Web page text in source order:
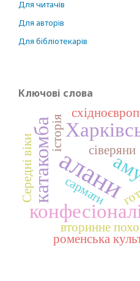
Для читачів
Для авторів
Для бібліотекарів
Ключові слова
алани
катакомба
вторинне
сіверяни
роменська
сармати
Середні віки
історія